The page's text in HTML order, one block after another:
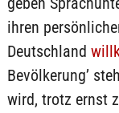
ihren
Deutschland
Bevölkerung’
wird, trotz ernst